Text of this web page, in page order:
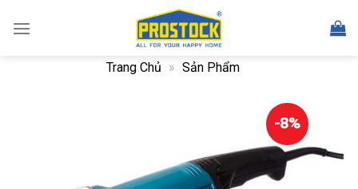
Trang Chủ » Sản Phẩm
-8%